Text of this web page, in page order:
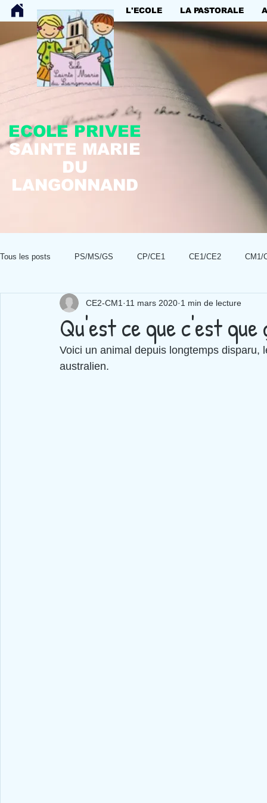
L'ECOLE LA PASTORALE
Tous les posts PS/MS/GS CP/CE1 CE1/CE2 CM1/
Qu'est ce que c'est que
CE2-CM1 11 mars 2020 1 min de lecture
Voici un animal depuis longtemps
australien.
ECOLE PRIVEE
SAINTE MARIE
DU
LANGONNAND